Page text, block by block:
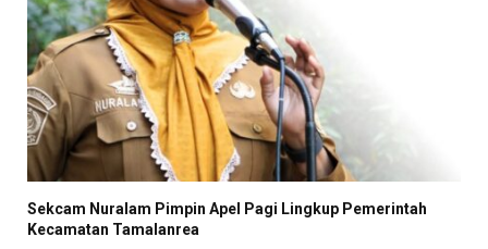
Sekcam Nuralam Pimpin Apel Pagi Lingkup Pemerintah
Kecamatan Tamalanrea